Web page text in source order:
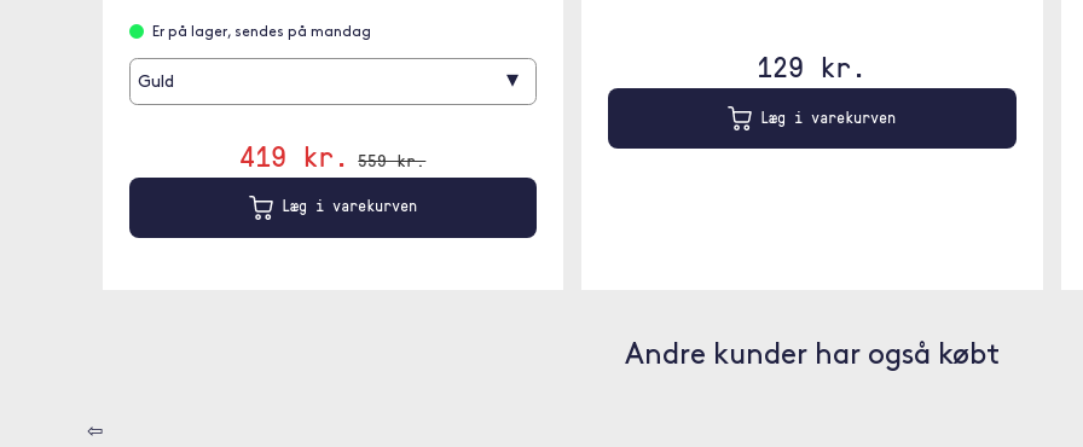
Er på lager, sendes på mandag
Guld ▾
419 kr. 559 kr.
Læg i varekurven
129 kr.
Læg i varekurven
Andre kunder har også købt
⇦